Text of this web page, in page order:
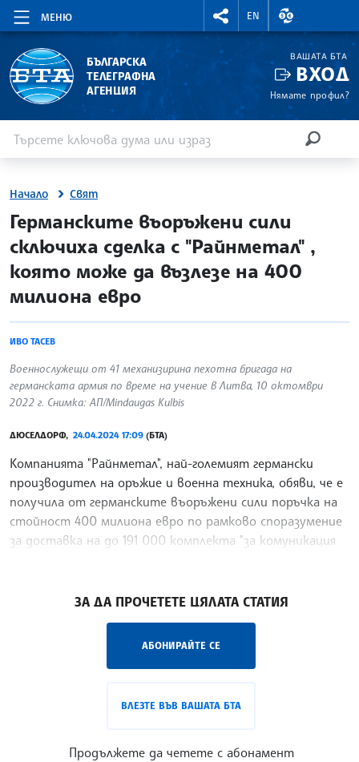
МЕНЮ
RIGHTMENU.SOCIAL
EN
ВАЛУТНИ
БЪЛГАРСКА
ТЕЛЕГРАФНА
АГЕНЦИЯ
ВАШАТА БТА
ВХОД
Нямате профил?
Начало Свят
site.bta
Германските въоръжени сили
сключиха сделка с "Райнметал" ,
която може да възлезе на 400
милиона евро
ИВО ТАСЕВ
Военнослужещи от 41 механизирина пехотна бригада на
германската армия по време на учение в Литва, 10 октомври
2022 г. Снимка: АП/Mindaugas Kulbis
ДЮСЕЛДОРФ, 24.04.2024 17:09 (БТА)
Компанията "Райнметал", най-големият германски
производител на оръжие и военна техника, обяви, че е
получила от германските въоръжени сили поръчка на
стойност 400 милиона евро по рамково споразумение
за доставка на до 191 000 комплекта "за комуникация
ЗА ДА ПРОЧЕТЕТЕ ЦЯЛАТА СТАТИЯ
АБОНИРАЙТЕ СЕ
ВЛЕЗТЕ ВЪВ ВАШАТА БТА
Продължете да четете с абонамент